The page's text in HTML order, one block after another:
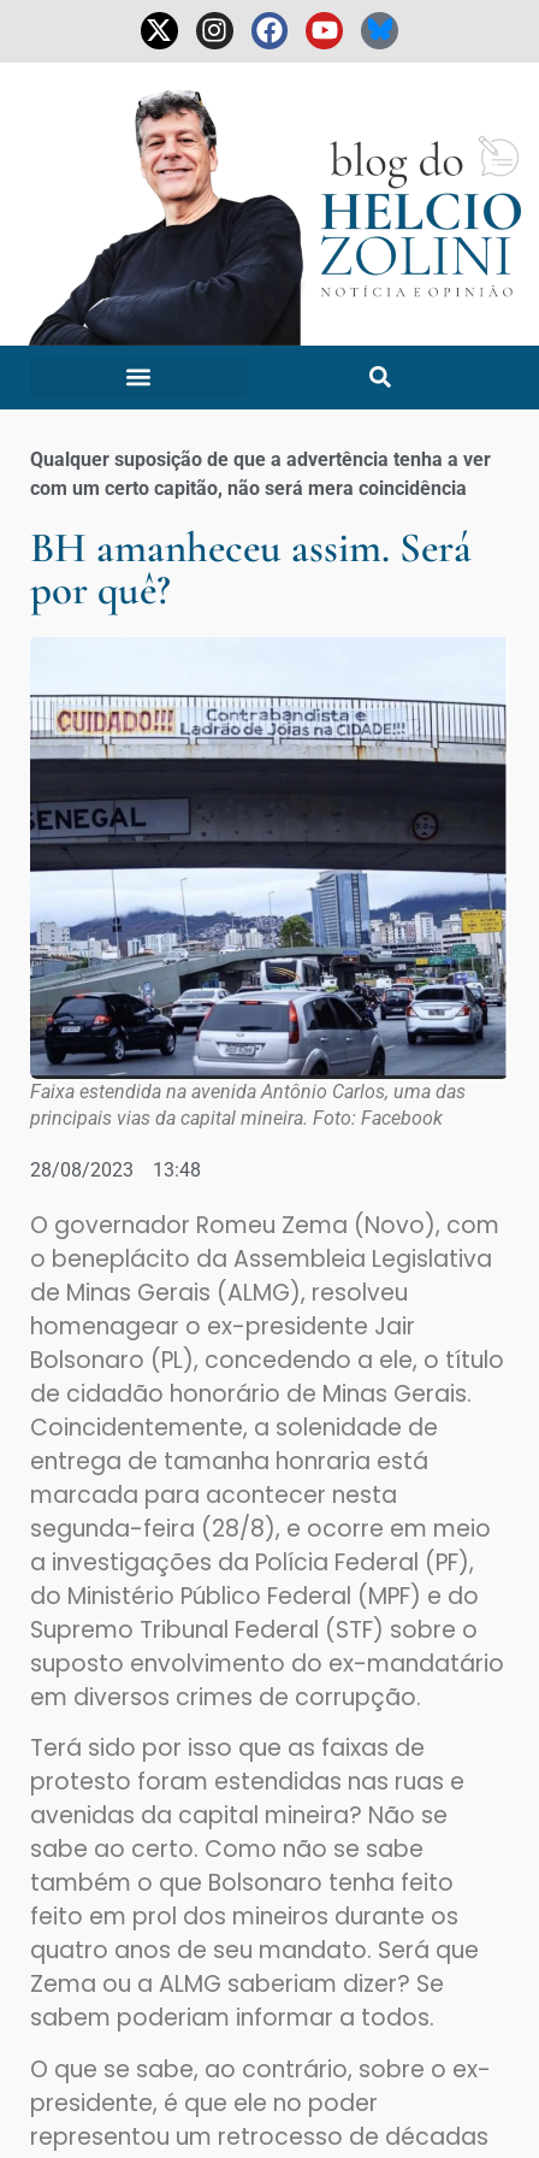
Qualquer suposição de que a advertência tenha a ver
com um certo capitão, não será mera coincidência
BH amanheceu assim. Será
por quê?
Faixa estendida na avenida Antônio Carlos, uma das
principais vias da capital mineira. Foto: Facebook
28/08/2023 13:48
O governador Romeu Zema (Novo), com
o beneplácito da Assembleia Legislativa
de Minas Gerais (ALMG), resolveu
homenagear o ex-presidente Jair
Bolsonaro (PL), concedendo a ele, o título
de cidadão honorário de Minas Gerais.
Coincidentemente, a solenidade de
entrega de tamanha honraria está
marcada para acontecer nesta
segunda-feira (28/8), e ocorre em meio
a investigações da Polícia Federal (PF),
do Ministério Público Federal (MPF) e do
Supremo Tribunal Federal (STF) sobre o
suposto envolvimento do ex-mandatário
em diversos crimes de corrupção.
Terá sido por isso que as faixas de
protesto foram estendidas nas ruas e
avenidas da capital mineira? Não se
sabe ao certo. Como não se sabe
também o que Bolsonaro tenha feito
feito em prol dos mineiros durante os
quatro anos de seu mandato. Será que
Zema ou a ALMG saberiam dizer? Se
sabem poderiam informar a todos.
O que se sabe, ao contrário, sobre o ex-
presidente, é que ele no poder
representou um retrocesso de décadas